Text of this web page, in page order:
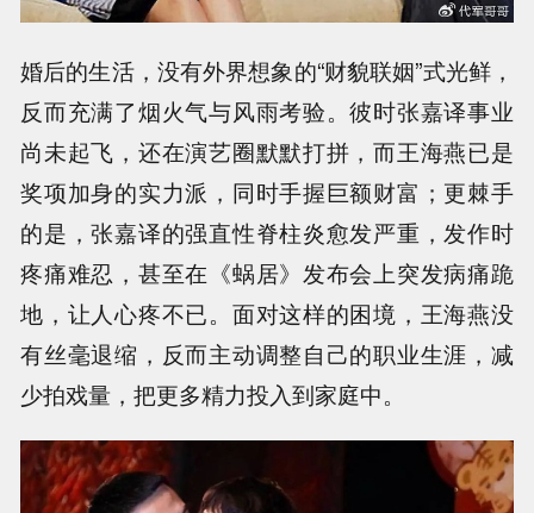
婚后的生活，没有外界想象的“财貌联姻”式光鲜，
反而充满了烟火气与风雨考验。彼时张嘉译事业
尚未起飞，还在演艺圈默默打拼，而王海燕已是
奖项加身的实力派，同时手握巨额财富；更棘手
的是，张嘉译的强直性脊柱炎愈发严重，发作时
疼痛难忍，甚至在《蜗居》发布会上突发病痛跪
地，让人心疼不已。面对这样的困境，王海燕没
有丝毫退缩，反而主动调整自己的职业生涯，减
少拍戏量，把更多精力投入到家庭中。